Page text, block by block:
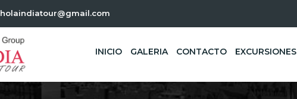
holaindiatour@gmail.com
INICIO GALERIA CONTACTO EXCURSIONES